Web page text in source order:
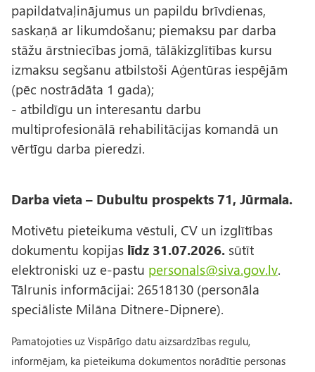
papildatvaļinājumus un papildu brīvdienas,
saskaņā ar likumdošanu; piemaksu par darba
stāžu ārstniecības jomā, tālākizglītības kursu
izmaksu segšanu atbilstoši Aģentūras iespējām
(pēc nostrādāta 1 gada);
- atbildīgu un interesantu darbu
multiprofesionālā rehabilitācijas komandā un
vērtīgu darba pieredzi.
Darba vieta – Dubultu prospekts 71, Jūrmala.
Motivētu pieteikuma vēstuli, CV un izglītības
dokumentu kopijas līdz 31.07.2026. sūtīt
elektroniski uz e-pastu personals@siva.gov.lv.
Tālrunis informācijai: 26518130 (personāla
speciāliste Milāna Ditnere-Dipnere).
Pamatojoties uz Vispārīgo datu aizsardzības regulu,
informējam, ka pieteikuma dokumentos norādītie personas